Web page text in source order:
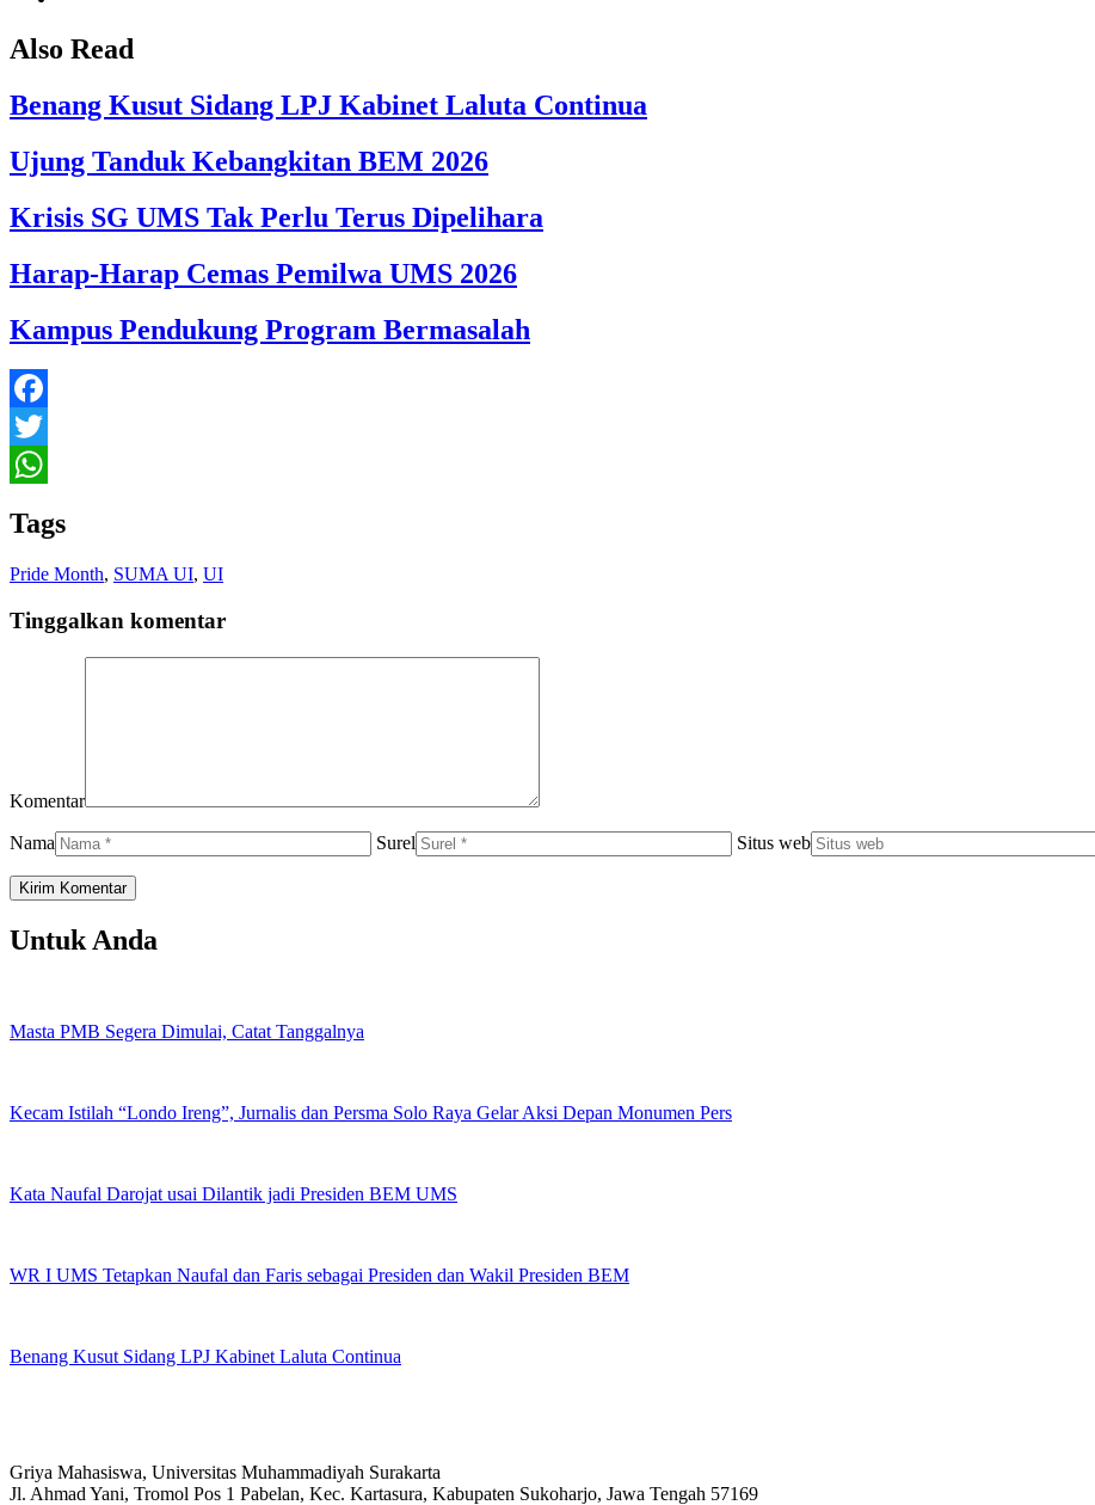
Also Read
Benang Kusut Sidang LPJ Kabinet Laluta Continua
Ujung Tanduk Kebangkitan BEM 2026
Krisis SG UMS Tak Perlu Terus Dipelihara
Harap-Harap Cemas Pemilwa UMS 2026
Kampus Pendukung Program Bermasalah
Facebook
Twitter
Tags
Pride Month, SUMA UI, UI
Tinggalkan komentar
Komentar
Nama Surel Situs web
Untuk Anda
Masta PMB Segera Dimulai, Catat Tanggalnya
Kecam Istilah “Londo Ireng”, Jurnalis dan Persma Solo Raya Gelar Aksi Depan Monumen Pers
Kata Naufal Darojat usai Dilantik jadi Presiden BEM UMS
WR I UMS Tetapkan Naufal dan Faris sebagai Presiden dan Wakil Presiden BEM
Benang Kusut Sidang LPJ Kabinet Laluta Continua
Griya Mahasiswa, Universitas Muhammadiyah Surakarta
Jl. Ahmad Yani, Tromol Pos 1 Pabelan, Kec. Kartasura, Kabupaten Sukoharjo, Jawa Tengah 57169